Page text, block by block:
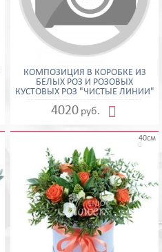
КОМПОЗИЦИЯ В КОРОБКЕ ИЗ
БЕЛЫХ РОЗ И РОЗОВЫХ
КУСТОВЫХ РОЗ "ЧИСТЫЕ ЛИНИИ"
4020 руб. 
40см
